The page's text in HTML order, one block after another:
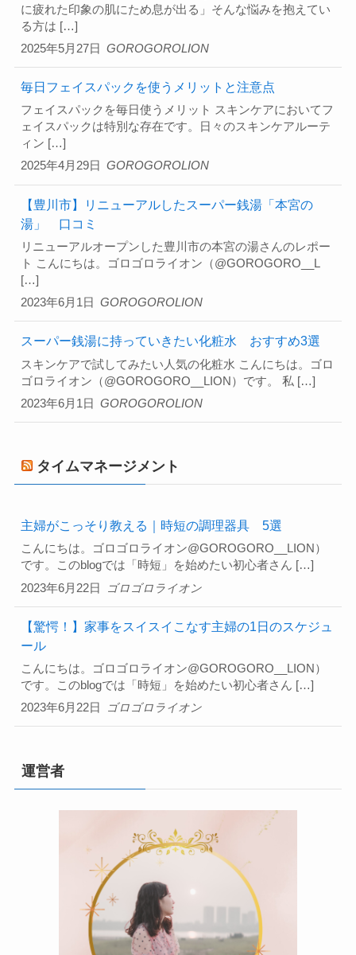
2025年5月27日
に疲れた印象の肌にため息が出る」そんな悩みを抱えてい
る方は […]
GOROGOROLION
毎日フェイスパックを使うメリットと注意点
2025年4月29日
フェイスパックを毎日使うメリット スキンケアにおいてフ
ェイスパックは特別な存在です。日々のスキンケアルーテ
ィン […]
GOROGOROLION
【豊川市】リニューアルしたスーパー銭湯「本宮の
湯」 口コミ
2023年6月1日
リニューアルオープンした豊川市の本宮の湯さんのレポー
ト こんにちは。ゴロゴロライオン（@GOROGORO__L
[…]
GOROGOROLION
スーパー銭湯に持っていきたい化粧水 おすすめ3選
2023年6月1日
スキンケアで試してみたい人気の化粧水 こんにちは。ゴロ
ゴロライオン（@GOROGORO__LION）です。 私 […]
GOROGOROLION
タイムマネージメント
主婦がこっそり教える｜時短の調理器具 5選
2023年6月22日
こんにちは。ゴロゴロライオン@GOROGORO__LION）
です。このblogでは「時短」を始めたい初心者さん […]
ゴロゴロライオン
【驚愕！】家事をスイスイこなす主婦の1日のスケジュ
ール
2023年6月22日
こんにちは。ゴロゴロライオン@GOROGORO__LION）
です。このblogでは「時短」を始めたい初心者さん […]
ゴロゴロライオン
運営者